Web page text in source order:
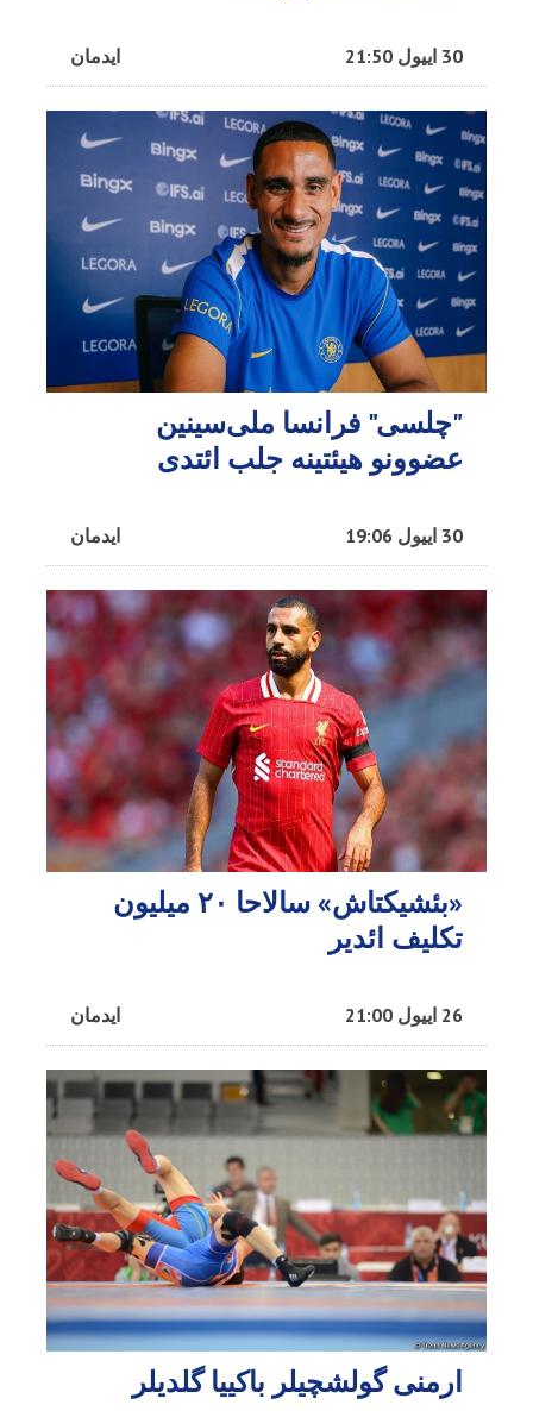
ایدمان 30 اییول 21:50
"چلسی" فرانسا ملی‌سینین
عضوونو هیئتینه جلب ائتدی
ایدمان 30 اییول 19:06
«بئشیکتاش» سالاحا ۲۰ میلیون
تکلیف ائدیر
ایدمان 26 اییول 21:00
ارمنی گولشچیلر باکییا گلدیلر